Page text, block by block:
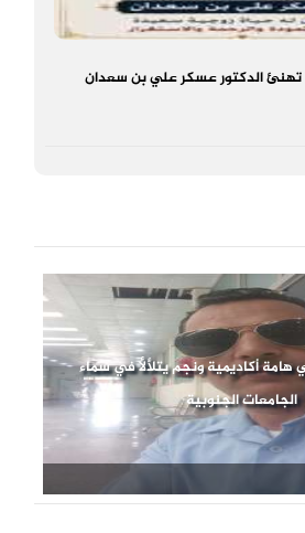
تهنئ الدكتور عسكر علي بن سعدان
هامة أكاديمية ونجم يتلألأ في سماء
الجامعات الجنوبية